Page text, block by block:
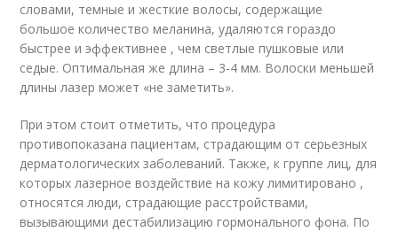
словами, темные и жесткие волосы, содержащие
большое количество меланина, удаляются гораздо
быстрее и эффективнее , чем светлые пушковые или
седые. Оптимальная же длина – 3-4 мм. Волоски меньшей
длины лазер может «не заметить».
При этом стоит отметить, что процедура
противопоказана пациентам, страдающим от серьезных
дерматологических заболеваний. Также, к группе лиц, для
которых лазерное воздействие на кожу лимитировано ,
относятся люди, страдающие расстройствами,
вызывающими дестабилизацию гормонального фона. По